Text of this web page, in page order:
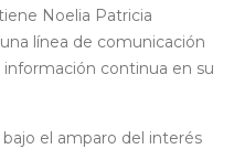
Noelia Patricia
línea de comunicación
continua en su
el amparo del interés